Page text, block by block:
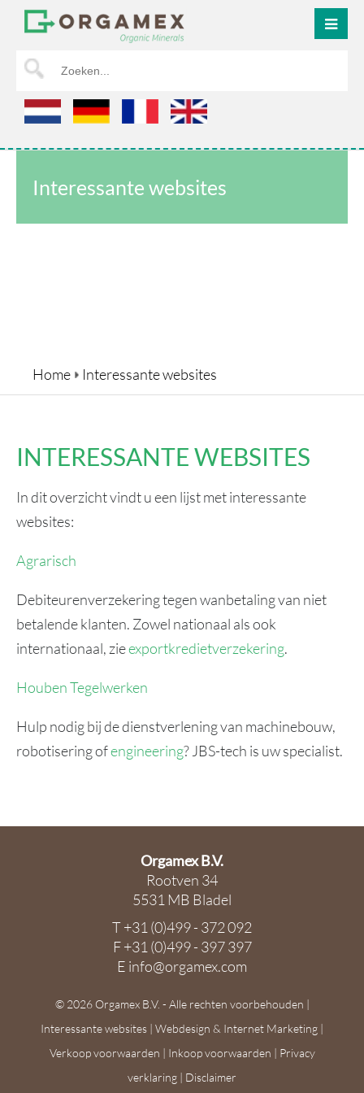
LAATSTE NIEUWS
Interessante websites
Home Interessante websites
INTERESSANTE WEBSITES
In dit overzicht vindt u een lijst met interessante
websites:
Agrarisch
Debiteurenverzekering tegen wanbetaling van niet
betalende klanten. Zowel nationaal als ook
internationaal, zieexportkredietverzekering.
Houben Tegelwerken
Hulp nodig bij de dienstverlening van machinebouw,
robotisering ofengineering? JBS-tech is uw specialist.
Orgamex B.V.
Rootven 34
5531 MB Bladel
T+31 (0)499 - 372 092
F +31 (0)499 - 397 397
E info@orgamex.com
© 2026 Orgamex B.V. - Alle rechten voorbehouden |
Interessante websites | Webdesign & Internet Marketing |
Verkoop voorwaarden | Inkoop voorwaarden | Privacy
verklaring | Disclaimer